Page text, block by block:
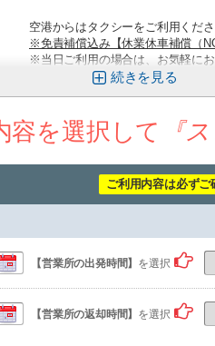
空港からはタクシーをご利用くだ
※免責補償込み【休業休車補償（
※当日ご利用の場合は、お気軽にお
※当日、車の事故や故障によりお
キャンセル手数料については下記
・乗車日の7日前：無料
・乗車日の2～1日前：代金の30%
・乗車日及び乗車日を過ぎた場合
続きを
容を選択して 『
ご利用内容は必ずご
【営業所の出発時間】 を選択
【営業所の返却時間】 を選択